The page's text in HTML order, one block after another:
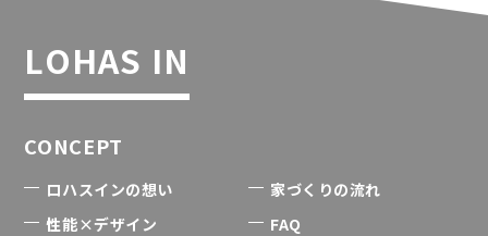
LOHAS IN
CONCEPT
ロハスインの想い
性能×デザイン
家づくりの流れ
FAQ